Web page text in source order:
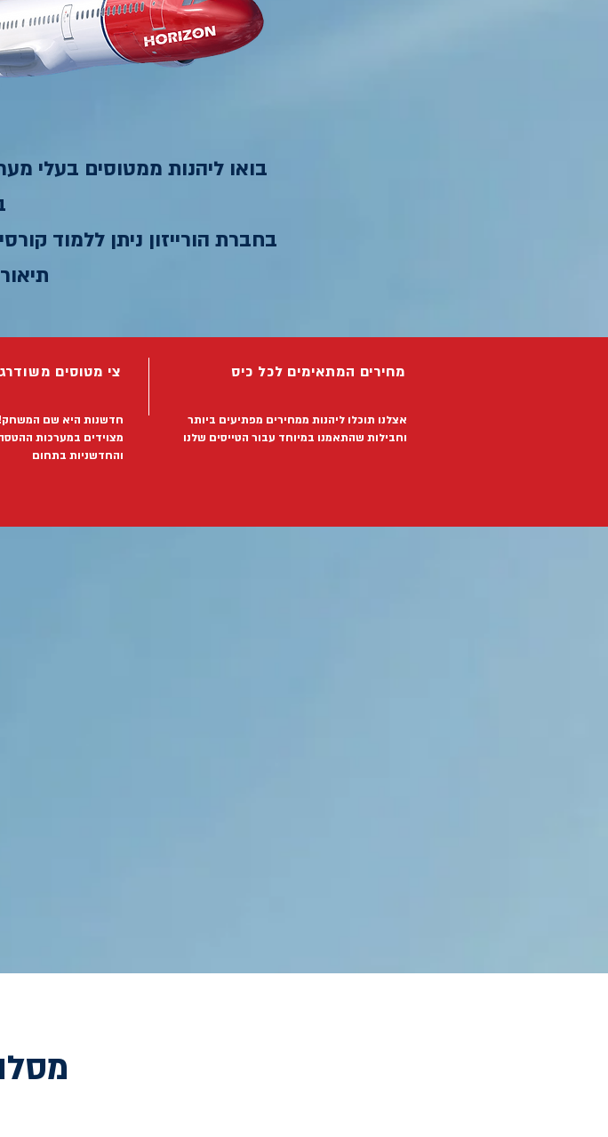
בואו ליהנות ממטוסים בעלי
בחברת הורייזון ניתן ללמוד
צי מטוסים משודרג
חדשנות היא שם המשחק!
מצוידים במערכות
והחדשניות בתחום
מחירים המתאימים לכל כיס
אצלנו תוכלו ליהנות ממחירים מפתיעים ביותר
וחבילות שהתאמנו במיוחד עבור הטייסים שלנו